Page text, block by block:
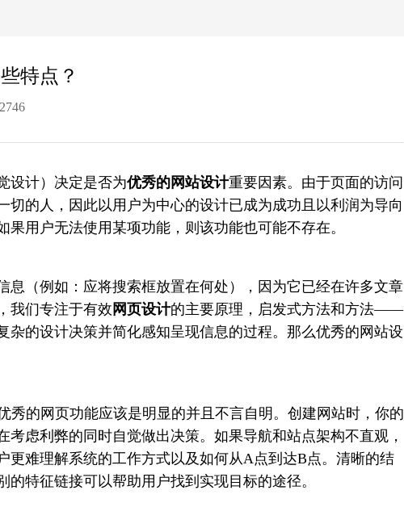
特点？
2746
设计）决定是否为优秀的网站设计重要因素。由于页面的访问
切的人，因此以用户为中心的设计已成为成功且以利润为导向
果用户无法使用某项功能，则该功能也可能不存在。
息（例如：应将搜索框放置在何处），因为它已经在许多文章
我们专注于有效 网页设计的主要原理，启发式方法和方法——
杂的设计决策并简化感知呈现信息的过程。那么优秀的网站设
秀的网页功能应该是明显的并且不言自明。创建网站时，你的
考虑利弊的同时自觉做出决策。如果导航和站点架构不直观，
更难理解系统的工作方式以及如何从A点到达B点。清晰的结
特征链接可以帮助用户找到实现目标的途径。